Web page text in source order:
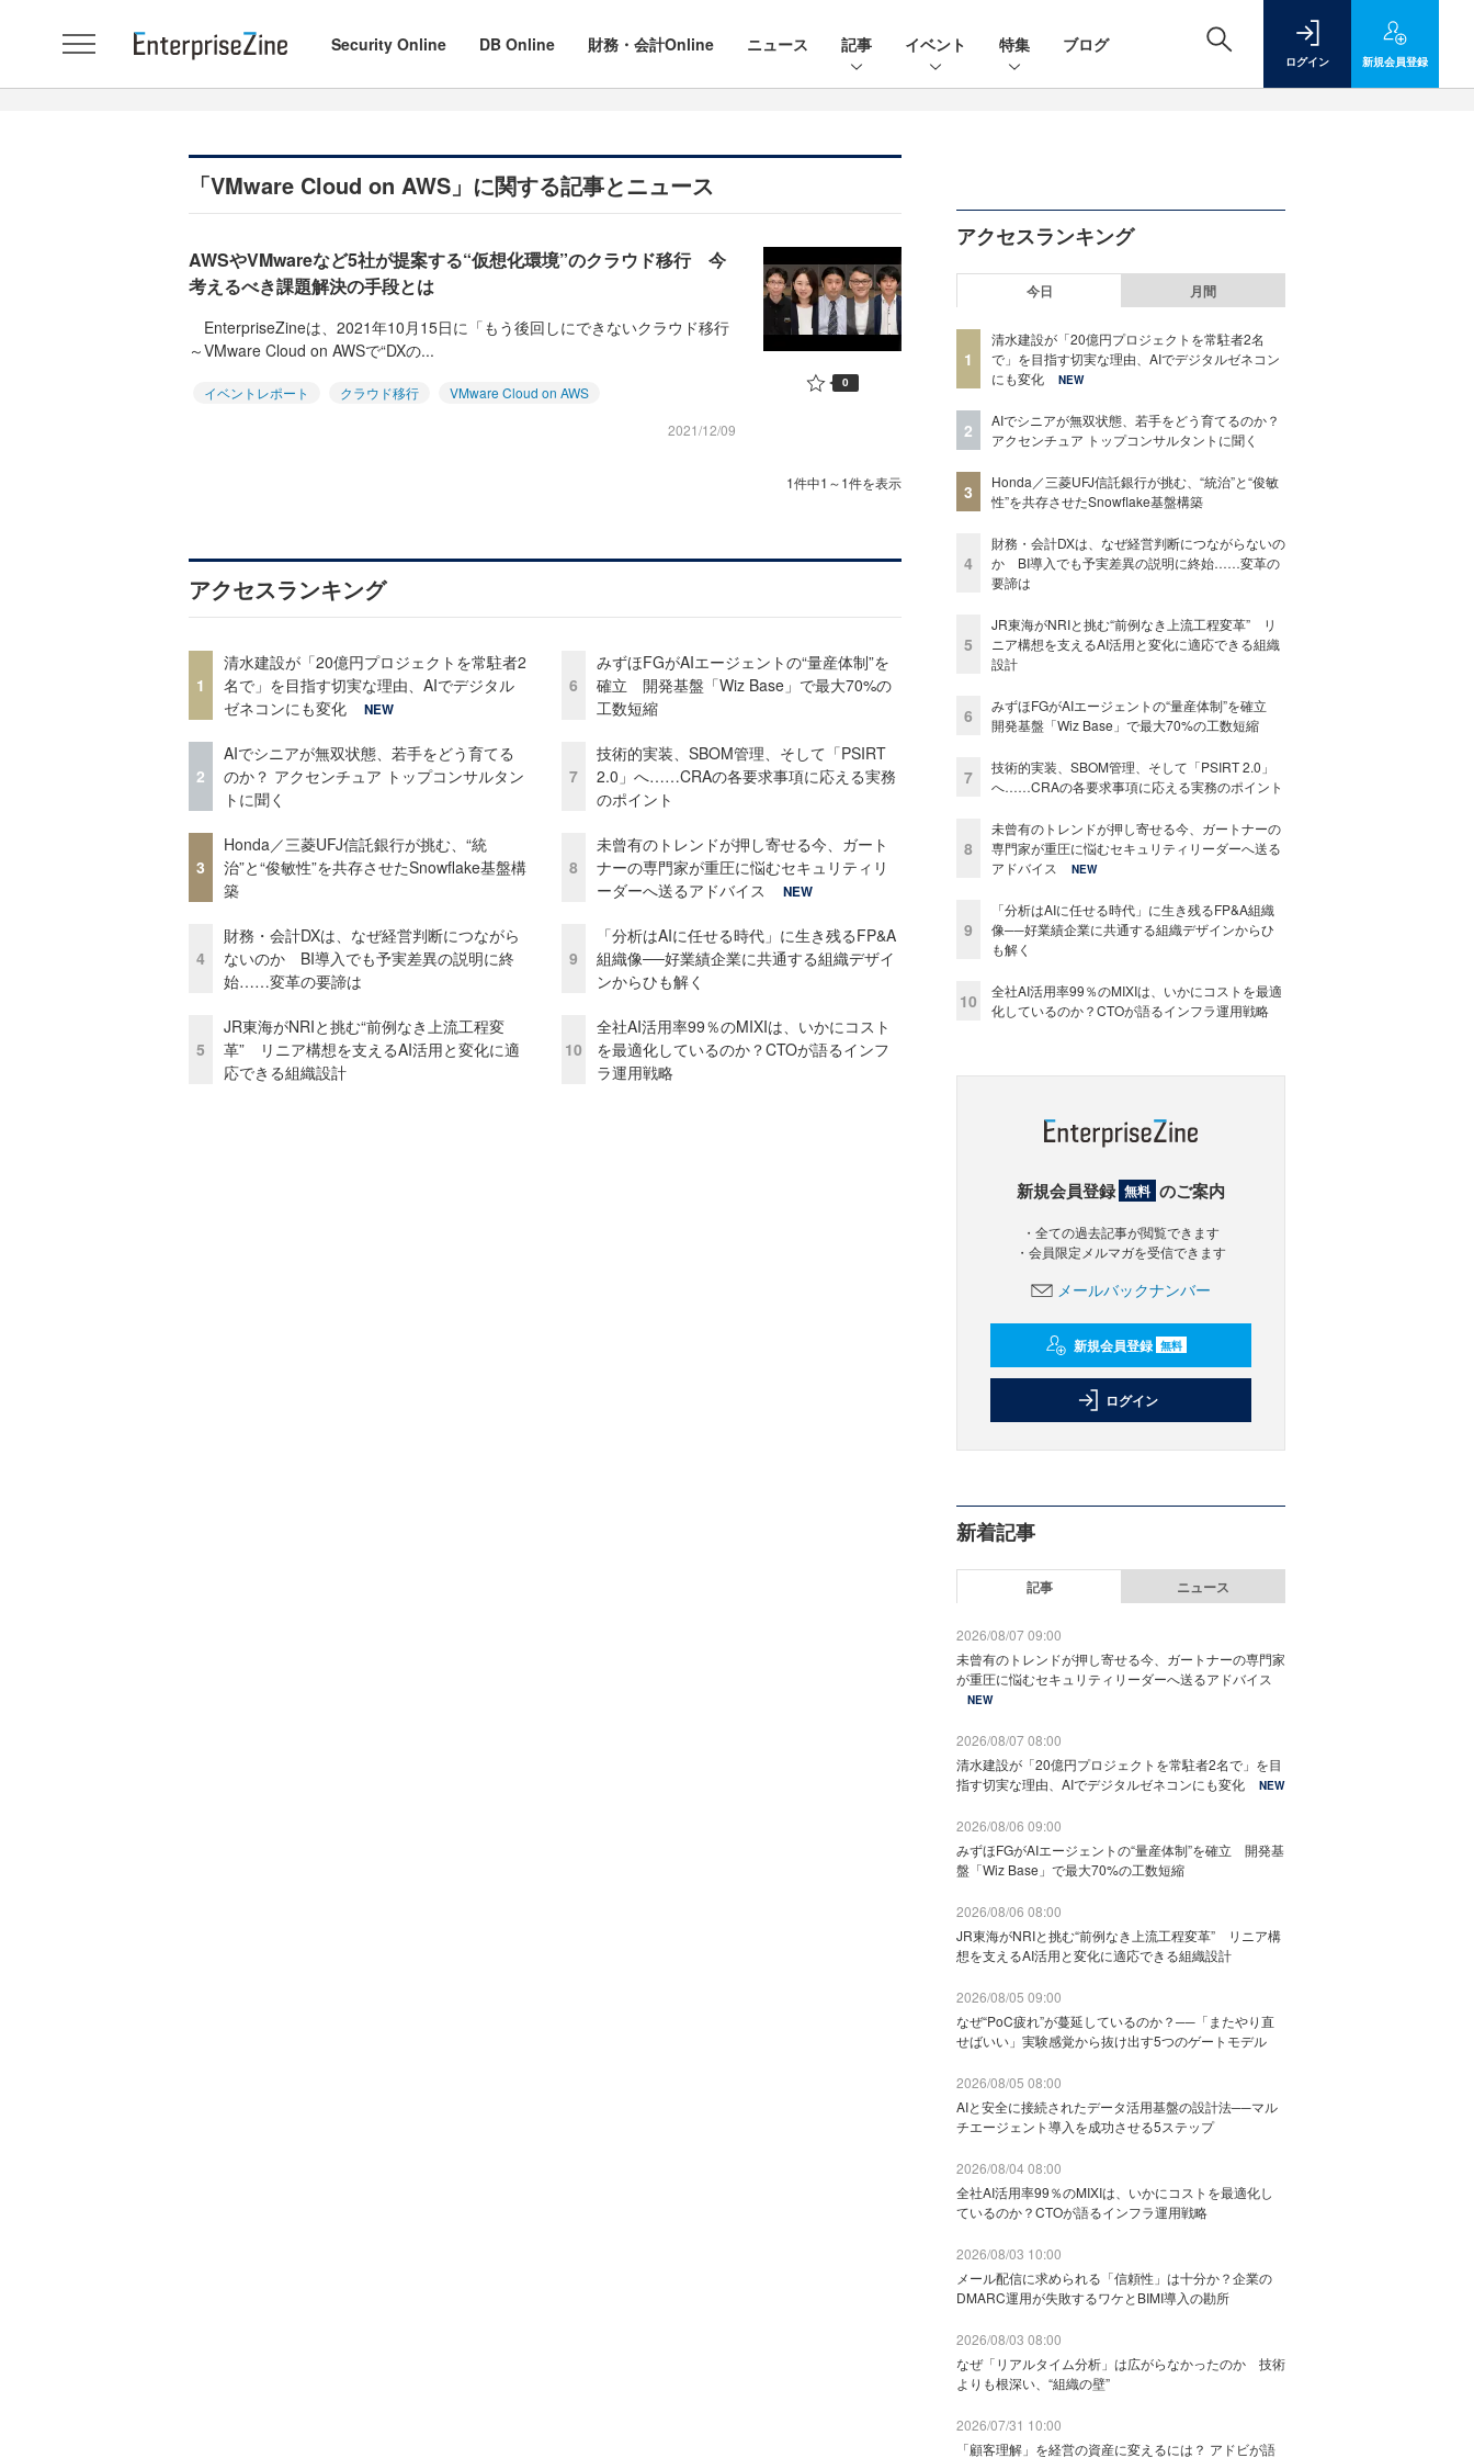
Security Online DB Online 財務・会計Online ニュース 記事 イベント 特集 ブログ
ログイン 新規会員登録
「VMware Cloud on AWS」に関する記事とニュース
AWSやVMwareなど5社が提案する“仮想化環境”のクラウド移行 今
考えるべき課題解決の手段とは
EnterpriseZineは、2021年10月15日に「もう後回しにできないクラウド移行
～VMware Cloud on AWSで“DXの...
イベントレポート クラウド移行
VMware Cloud on AWS
2021/12/09
0
1件中1～1件を表示
アクセスランキング
1
清水建設が「20億円プロジェクトを常駐者2
名で」を目指す切実な理由、AIでデジタル
ゼネコンにも変化
NEW
2
AIでシニアが無双状態、若手をどう育てる
のか？ アクセンチュア トップコンサルタン
トに聞く
3
Honda／三菱UFJ信託銀行が挑む、“統
治”と“俊敏性”を共存させたSnowflake基盤構
築
4
財務・会計DXは、なぜ経営判断につながら
ないのか BI導入でも予実差異の説明に終
始……変革の要諦は
5
JR東海がNRIと挑む“前例なき上流工程変
革” リニア構想を支えるAI活用と変化に適
応できる組織設計
6
みずほFGがAIエージェントの“量産体制”を
確立 開発基盤「Wiz Base」で最大70%の
工数短縮
7
技術的実装、SBOM管理、そして「PSIRT
2.0」へ……CRAの各要求事項に応える実務
のポイント
8
未曾有のトレンドが押し寄せる今、ガート
ナーの専門家が重圧に悩むセキュリティリ
ーダーへ送るアドバイス
NEW
9
「分析はAIに任せる時代」に生き残るFP&A
組織像──好業績企業に共通する組織デザイ
ンからひも解く
10
全社AI活用率99％のMIXIは、いかにコスト
を最適化しているのか？CTOが語るインフ
ラ運用戦略
アクセスランキング
今日 月間
1
清水建設が「20億円プロジェクトを常駐者2名
で」を目指す切実な理由、AIでデジタルゼネコン
にも変化
NEW
2
AIでシニアが無双状態、若手をどう育てるのか？
アクセンチュア トップコンサルタントに聞く
3
Honda／三菱UFJ信託銀行が挑む、“統治”と“俊敏
性”を共存させたSnowflake基盤構築
4
財務・会計DXは、なぜ経営判断につながらないの
か BI導入でも予実差異の説明に終始……変革の
要諦は
5
JR東海がNRIと挑む“前例なき上流工程変革” リ
ニア構想を支えるAI活用と変化に適応できる組織
設計
6
みずほFGがAIエージェントの“量産体制”を確立
開発基盤「Wiz Base」で最大70%の工数短縮
7
技術的実装、SBOM管理、そして「PSIRT 2.0」
へ……CRAの各要求事項に応える実務のポイント
8
未曾有のトレンドが押し寄せる今、ガートナーの
専門家が重圧に悩むセキュリティリーダーへ送る
アドバイス
NEW
9
「分析はAIに任せる時代」に生き残るFP&A組織
像──好業績企業に共通する組織デザインからひ
も解く
10
全社AI活用率99％のMIXIは、いかにコストを最適
化しているのか？CTOが語るインフラ運用戦略
新規会員登録 無料 のご案内
・全ての過去記事が閲覧できます
・会員限定メルマガを受信できます
メールバックナンバー
新規会員登録 無料
ログイン
新着記事
記事 ニュース
2026/08/07 09:00
未曾有のトレンドが押し寄せる今、ガートナーの専門家
が重圧に悩むセキュリティリーダーへ送るアドバイス
NEW
2026/08/07 08:00
清水建設が「20億円プロジェクトを常駐者2名で」を目
指す切実な理由、AIでデジタルゼネコンにも変化
NEW
2026/08/06 09:00
みずほFGがAIエージェントの“量産体制”を確立 開発基
盤「Wiz Base」で最大70%の工数短縮
2026/08/06 08:00
JR東海がNRIと挑む“前例なき上流工程変革” リニア構
想を支えるAI活用と変化に適応できる組織設計
2026/08/05 09:00
なぜ“PoC疲れ”が蔓延しているのか？──「またやり直
せばいい」実験感覚から抜け出す5つのゲートモデル
2026/08/05 08:00
AIと安全に接続されたデータ活用基盤の設計法──マル
チエージェント導入を成功させる5ステップ
2026/08/04 08:00
全社AI活用率99％のMIXIは、いかにコストを最適化し
ているのか？CTOが語るインフラ運用戦略
2026/08/03 10:00
メール配信に求められる「信頼性」は十分か？企業の
DMARC運用が失敗するワケとBIMI導入の勘所
2026/08/03 08:00
なぜ「リアルタイム分析」は広がらなかったのか 技術
よりも根深い、“組織の壁”
2026/07/31 10:00
「顧客理解」を経営の資産に変えるには？ アドビが語